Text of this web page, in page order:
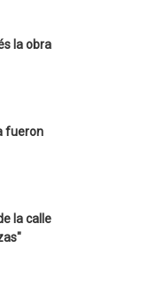
la obra
fueron
la calle